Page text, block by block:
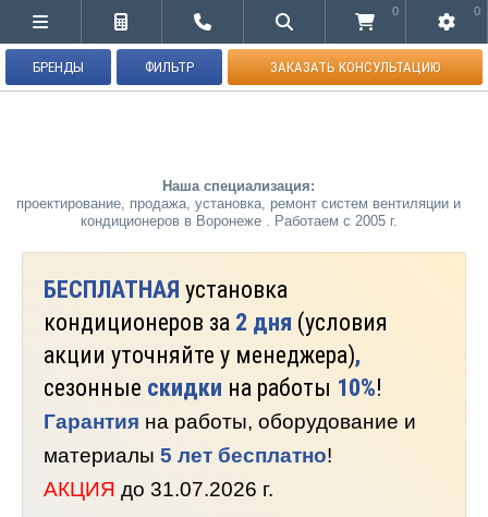
0 0
Наша специализация:
проектирование, продажа, установка, ремонт систем вентиляции и
кондиционеров в Воронеже . Работаем с 2005 г.
БРЕНДЫ ФИЛЬТР ЗАКАЗАТЬ КОНСУЛЬТАЦИЮ
БЕСПЛАТНАЯ установка
кондиционеров за 2 дня (условия
акции уточняйте у менеджера),
сезонные скидки на работы 10%!
Гарантия на работы, оборудование и
материалы 5 лет бесплатно!
АКЦИЯ до 31.07.2026 г.